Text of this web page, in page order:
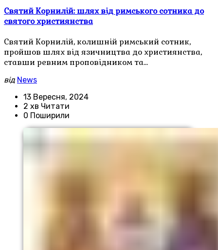
Святий Корнилій: шлях від римського сотника до
святого християнства
Святий Корнилій, колишній римський сотник,
пройшов шлях від язичництва до християнства,
ставши ревним проповідником та…
від News
13 Вересня, 2024
2 хв Читати
0 Поширили